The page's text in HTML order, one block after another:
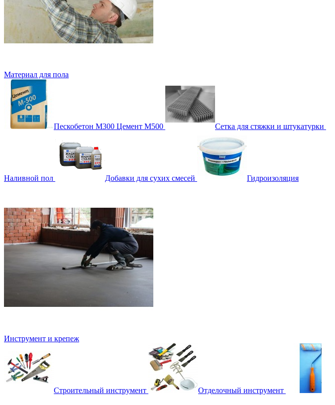
Материал для пола
Пескобетон М300 Цемент М500 Сетка для стяжки и штукатурки
Наливной пол Добавки для сухих смесей Гидроизоляция
Инструмент и крепеж
Строительный инструмент Отделочный инструмент